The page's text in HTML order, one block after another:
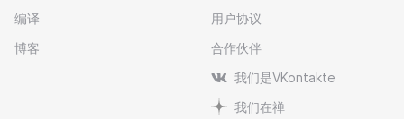
编译
博客
用户协议
合作伙伴
我们是VKontakte
我们在禅